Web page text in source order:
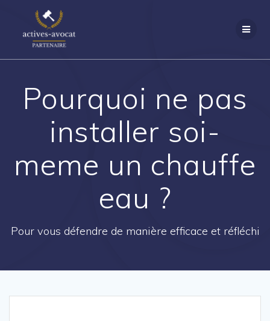
Pourquoi ne pas
installer soi-
meme un chauffe
eau ?
Pour vous défendre de manière efficace et réfléchi